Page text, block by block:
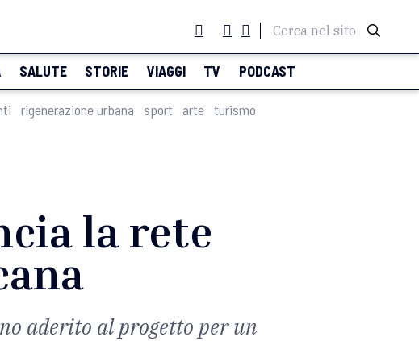
Cerca nel sito
SALUTE STORIE VIAGGI TV PODCAST
rigenerazione urbana sport arte turismo
la rete
aderito al progetto per un